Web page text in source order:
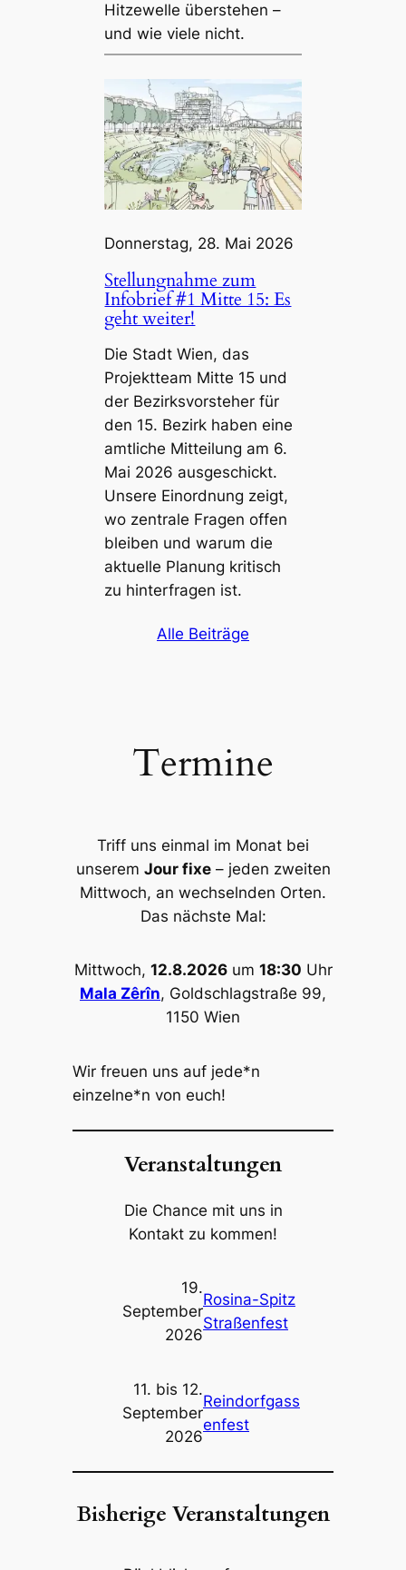
Hitzewelle überstehen –
und wie viele nicht.
Donnerstag, 28. Mai 2026
Stellungnahme zum
Infobrief #1 Mitte 15: Es
geht weiter!
Die Stadt Wien, das
Projektteam Mitte 15 und
der Bezirksvorsteher für
den 15. Bezirk haben eine
amtliche Mitteilung am 6.
Mai 2026 ausgeschickt.
Unsere Einordnung zeigt,
wo zentrale Fragen offen
bleiben und warum die
aktuelle Planung kritisch
zu hinterfragen ist.
Alle Beiträge
Termine
Triff uns einmal im Monat bei
unserem Jour fixe– jeden zweiten
Mittwoch, an wechselnden Orten.
Das nächste Mal:
Mittwoch, 12.8.2026um 18:30 Uhr
Mala Zêrîn, Goldschlagstraße 99,
1150 Wien
Wir freuen uns auf jede*n
einzelne*n von euch!
Veranstaltungen
Die Chance mit uns in
Kontakt zu kommen!
19.
September
2026
Rosina-Spitz
Straßenfest
11. bis 12.
September
2026
Reindorfgass
enfest
Bisherige Veranstaltungen